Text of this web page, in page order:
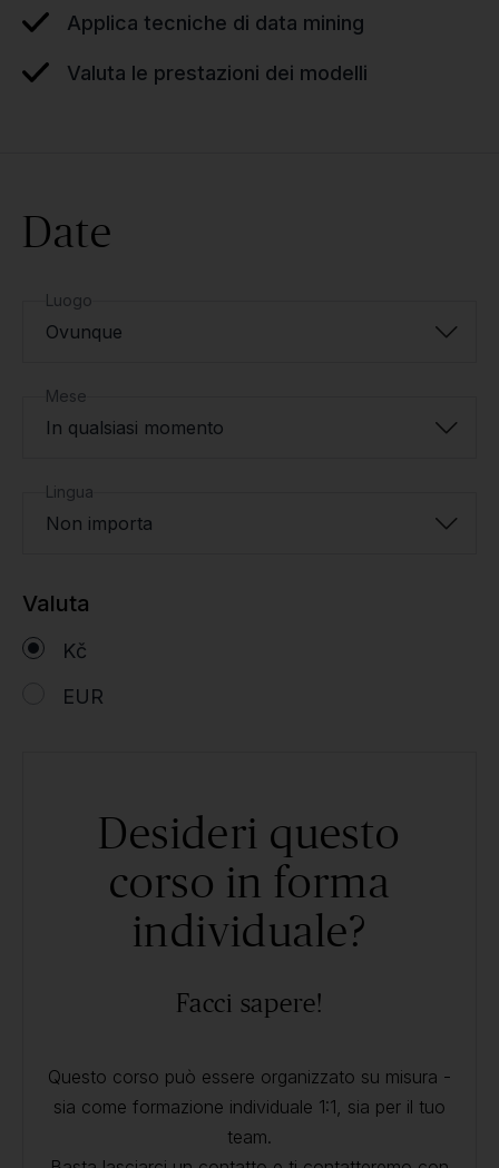
Applica tecniche di data mining
Valuta le prestazioni dei modelli
Date
Luogo
Ovunque
Mese
In qualsiasi momento
Lingua
Non importa
Valuta
Kč
EUR
Desideri questo
corso in forma
individuale?
Facci sapere!
Questo corso può essere organizzato su misura -
sia come formazione individuale 1:1, sia per il tuo
team.